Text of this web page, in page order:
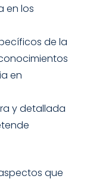
en los
de la
en
y detallada
que